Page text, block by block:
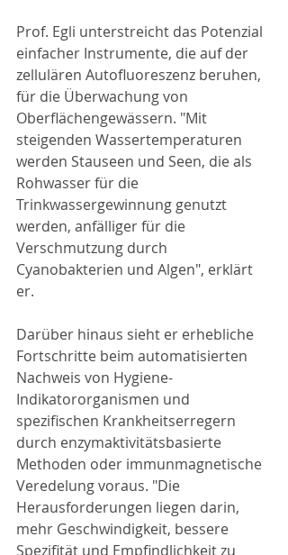
Prof. Egli unterstreicht das Potenzial
einfacher Instrumente, die auf der
zellulären Autofluoreszenz beruhen,
für die Überwachung von
Oberflächengewässern. "Mit
steigenden Wassertemperaturen
werden Stauseen und Seen, die als
Rohwasser für die
Trinkwassergewinnung genutzt
werden, anfälliger für die
Verschmutzung durch
Cyanobakterien und Algen", erklärt
er.
Darüber hinaus sieht er erhebliche
Fortschritte beim automatisierten
Nachweis von Hygiene-
Indikatororganismen und
spezifischen Krankheitserregern
durch enzymaktivitätsbasierte
Methoden oder immunmagnetische
Veredelung voraus. "Die
Herausforderungen liegen darin,
mehr Geschwindigkeit, bessere
Spezifität und Empfindlichkeit zu